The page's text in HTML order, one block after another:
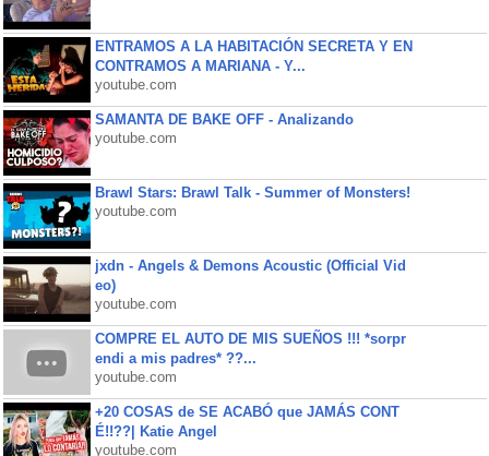
ENTRAMOS A LA HABITACIÓN SECRETA Y EN
CONTRAMOS A MARIANA - Y...
youtube.com
SAMANTA DE BAKE OFF - Analizando
youtube.com
Brawl Stars: Brawl Talk - Summer of Monsters!
youtube.com
jxdn - Angels & Demons Acoustic (Official Vid
eo)
youtube.com
COMPRE EL AUTO DE MIS SUEÑOS !!! *sorpr
endi a mis padres* ??...
youtube.com
+20 COSAS de SE ACABÓ que JAMÁS CONT
É!!??| Katie Angel
youtube.com